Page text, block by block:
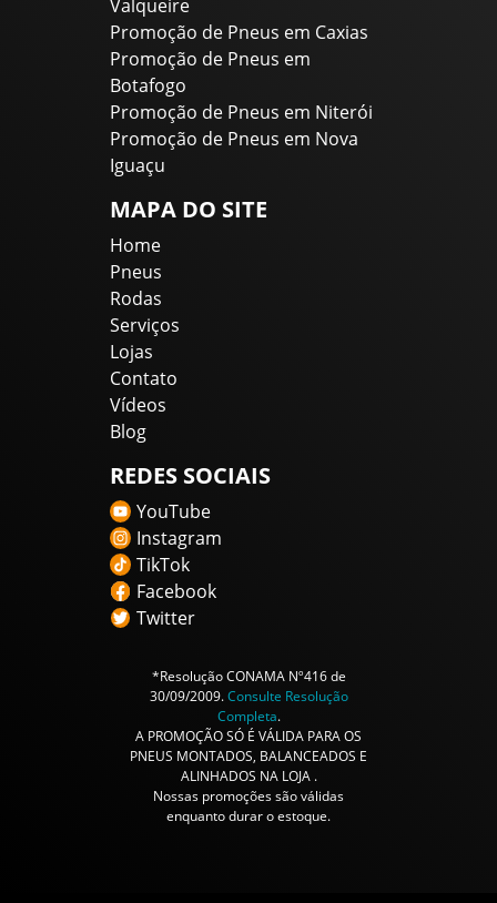
Valqueire
Promoção de Pneus em Caxias
Promoção de Pneus em
Botafogo
Promoção de Pneus em Niterói
Promoção de Pneus em Nova
Iguaçu
MAPA DO SITE
Home
Pneus
Rodas
Serviços
Lojas
Contato
Vídeos
Blog
REDES SOCIAIS
YouTube
Instagram
TikTok
Facebook
Twitter
*Resolução CONAMA Nº416 de
30/09/2009.Consulte Resolução
Completa.
A PROMOÇÃO SÓ É VÁLIDA PARA OS
PNEUS MONTADOS, BALANCEADOS E
ALINHADOS NA LOJA .
Nossas promoções são válidas
enquanto durar o estoque.